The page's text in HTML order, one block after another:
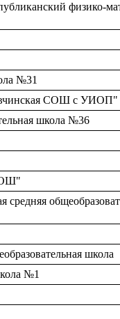
физико-
№31
СОШ с УИОП"
школа №36
школа
№1